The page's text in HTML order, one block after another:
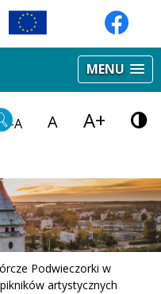
MENU
-A A A+
Podwieczorki w
artystycznych